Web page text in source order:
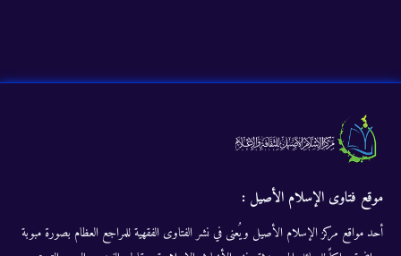
موقع فتاوى الإسلام الأصيل :
أحد مواقع مركز الإسلام الأصيل ويُعنى في نشر الفتاوى الفقهية للمراجع العظام بصورة مبوبة